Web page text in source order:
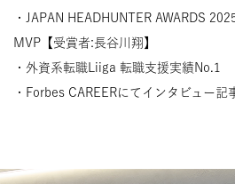
・JAPAN HEADHUNTER AWARDS
MVP【受賞者:長谷川翔】
・外資系転職Liiga 転職支援実績No.1
・Forbes CAREERにてインタビュー記